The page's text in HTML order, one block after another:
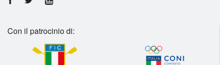
Con il patrocinio di: